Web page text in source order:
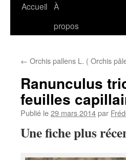
Accueil À
propos
← Orchis pallens L. ( Orchis
Ranunculus
feuilles
Publié le29 mars 2014par
Une fiche plus